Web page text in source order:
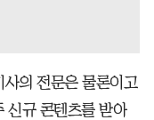
의 전문은 물론이고
신규 콘텐츠를 받아